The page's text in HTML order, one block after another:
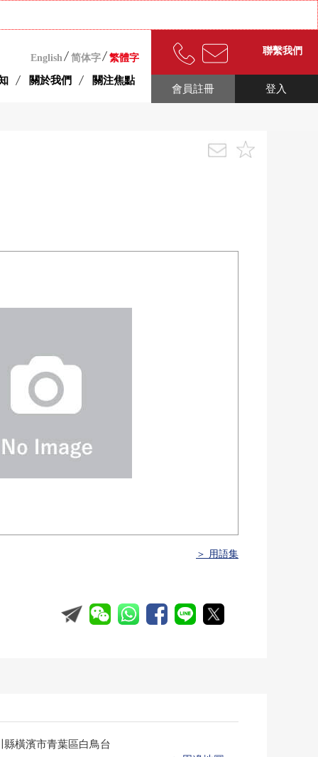
English 简体字 繁體字
關於我們 關注焦點
聯繫我們
登入
會員註冊
＞ 用語集
縣橫濱市青葉區白鳥台